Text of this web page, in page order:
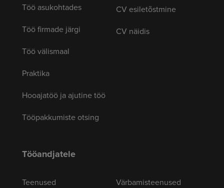
Töö asukohtades
Töö firmade järgi
Töö välismaal
Praktika
Hooajatöö ja ajutine töö
Tööpakkumiste otsing
CV esiletõstmine
CV näidis
Tööandjatele
Teenused
Värbamisteenused